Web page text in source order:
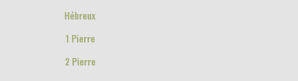
Hébreux
1 Pierre
2 Pierre